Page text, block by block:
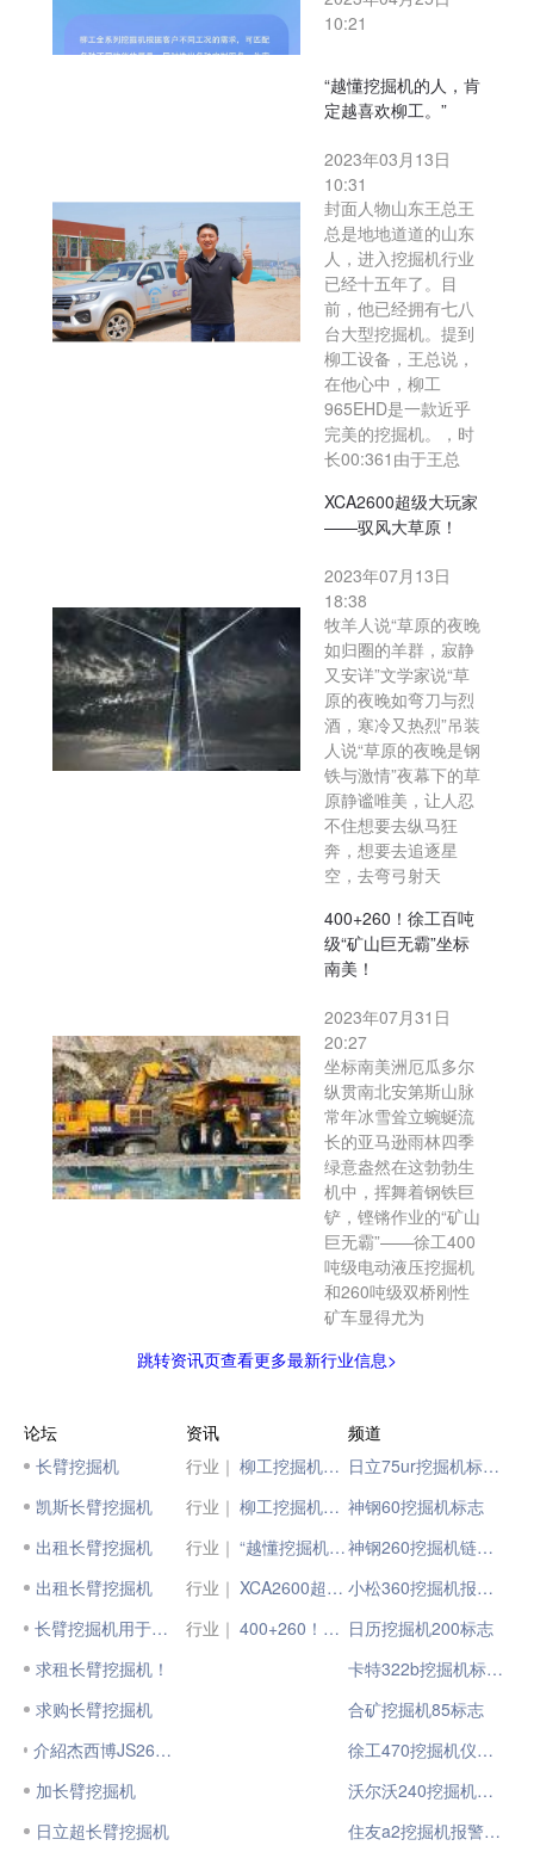
10:21
“越懂挖掘机的人，肯
定越喜欢柳工。”
2023年03月13日
10:31
封面人物山东王总王
总是地地道道的山东
人，进入挖掘机行业
已经十五年了。目
前，他已经拥有七八
台大型挖掘机。提到
柳工设备，王总说，
在他心中，柳工
965EHD是一款近乎
完美的挖掘机。，时
长00:361由于王总
XCA2600超级大玩家
——驭风大草原！
2023年07月13日
18:38
牧羊人说“草原的夜晚
如归圈的羊群，寂静
又安详”文学家说“草
原的夜晚如弯刀与烈
酒，寒冷又热烈”吊装
人说“草原的夜晚是钢
铁与激情”夜幕下的草
原静谧唯美，让人忍
不住想要去纵马狂
奔，想要去追逐星
空，去弯弓射天
400+260！徐工百吨
级“矿山巨无霸”坐标
南美！
2023年07月31日
20:27
坐标南美洲厄瓜多尔
纵贯南北安第斯山脉
常年冰雪耸立蜿蜒流
长的亚马逊雨林四季
绿意盎然在这勃勃生
机中，挥舞着钢铁巨
铲，铿锵作业的“矿山
巨无霸”——徐工400
吨级电动液压挖掘机
和260吨级双桥刚性
矿车显得尤为
跳转资讯页查看更多最新行业信息>
论坛
长臂挖掘机
凯斯长臂挖掘机
出租长臂挖掘机
出租长臂挖掘机
长臂挖掘机用于那些地方
求租长臂挖掘机！
求购长臂挖掘机
介紹杰西博JS260LR长臂挖掘机
加长臂挖掘机
日立超长臂挖掘机
资讯
行业｜
柳工挖掘机试制中心揭牌
行业｜
柳工挖掘机全面解方案，瞩目亮相！
行业｜
“越懂挖掘机的人，肯定越喜欢柳工。”
行业｜
XCA2600超级大玩家——驭风大草原！
行业｜
400+260！徐工百吨级“矿山巨无霸”坐标南美！
频道
日立75ur挖掘机标志贴
神钢60挖掘机标志
神钢260挖掘机链条标志
小松360挖掘机报警标志
日历挖掘机200标志
卡特322b挖掘机标志贴
合矿挖掘机85标志
徐工470挖掘机仪表标志
沃尔沃240挖掘机标志
住友a2挖掘机报警标志